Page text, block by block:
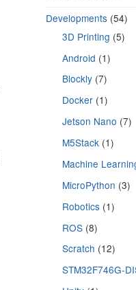
Developments (54)
3D Printing (5)
Android (1)
Blockly (7)
Docker (1)
Jetson Nano (7)
M5Stack (1)
Machine
MicroPython (3)
Robotics (1)
ROS (8)
Scratch (12)
STM32F746G-